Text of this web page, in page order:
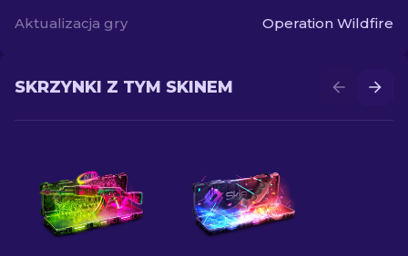
Aktualizacja gry
Operation Wildfire
SKRZYNKI Z TYM SKINEM